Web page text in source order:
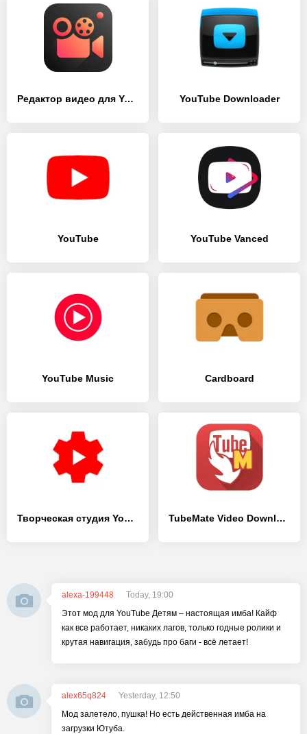
Редактор видео для YouTube – Video.Guru YouTube Downloader
YouTube YouTube Vanced
YouTube Music Cardboard
Творческая студия YouTube TubeMate Video Downloader
alexa-199448
Today, 19:00
Этот мод для YouTube Детям – настоящая имба! Кайф
как все работает, никаких лагов, только годные ролики и
крутая навигация, забудь про баги - всё летает!
alex65q824
Yesterday, 12:50
Мод залетело, пушка! Но есть действенная имба на
загрузки Ютуба.